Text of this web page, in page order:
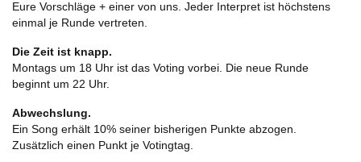
Eure Vorschläge + einer von uns. Jeder Interpret ist höchstens
einmal je Runde vertreten.
Die Zeit ist knapp.
Montags um 18 Uhr ist das Voting vorbei. Die neue Runde
beginnt um 22 Uhr.
Abwechslung.
Ein Song erhält 10% seiner bisherigen Punkte abzogen.
Zusätzlich einen Punkt je Votingtag.